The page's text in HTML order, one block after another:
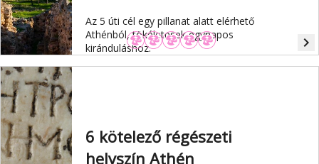
Az 5 úti cél egy pillanat alatt elérhető
Athénból, tökéletesek egynapos
kiránduláshoz.
navigate_next
6 kötelező régészeti
helyszín Athén